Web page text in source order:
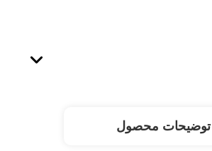
توضیحات محصول